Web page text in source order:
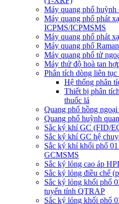
Máy quang phổ
Máy quang phổ phát
ICPMS/ICPMSMS
Máy quang phổ phát
Máy quang phổ
Máy quang phổ tử
Máy thử độ hoà tan
Phân tích dòng liên tục
Hệ thống phân
Thiết bị phân
thuốc lá
Quang phổ hồng
Quang phổ huỳnh
Sắc ký khí GC (FID/
Sắc ký khí GC hệ
Sắc ký khí khối phổ
GCMSMS
Sắc ký lỏng cao áp
Sắc ký lỏng điều chế
Sắc ký lỏng khối phổ
tuyến tính QTRAP
Sắc ký lỏng khối phổ